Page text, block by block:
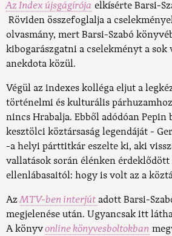
Az Index újsgágírója elkísérte Barsi-
Röviden összefoglalja a
olvasmány, mert Barsi-Szabó
kibogarászgatni a cselekményt a sok
anekdota közül.
Végül az indexes kolléga eljut a
történelmi és kulturális
nincs Hrabalja. Ebből adódóan Pepin
kesztölci köztársaság legendáját -
-a helyi párttitkár eszelte ki, aki
vallatások során élénken
ellenlábasaitól: hogy is volt az a
AzMTV-ben interjút adott Barsi-
megjelenése után. Ugyancsak itt
A könyvonline könyvesboltokban